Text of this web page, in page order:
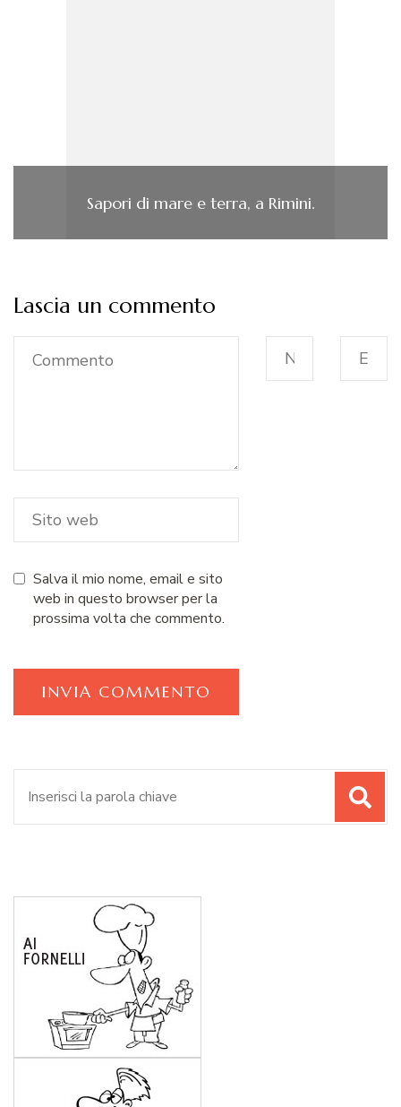
Sapori di mare e terra, a Rimini.
Lascia un commento
Salva il mio nome, email e sito
web in questo browser per la
prossima volta che commento.